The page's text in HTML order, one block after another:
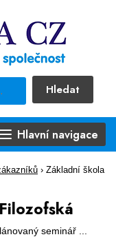
Hledat
výběr
Hlavní navigace
› Základní škola
seminář ...